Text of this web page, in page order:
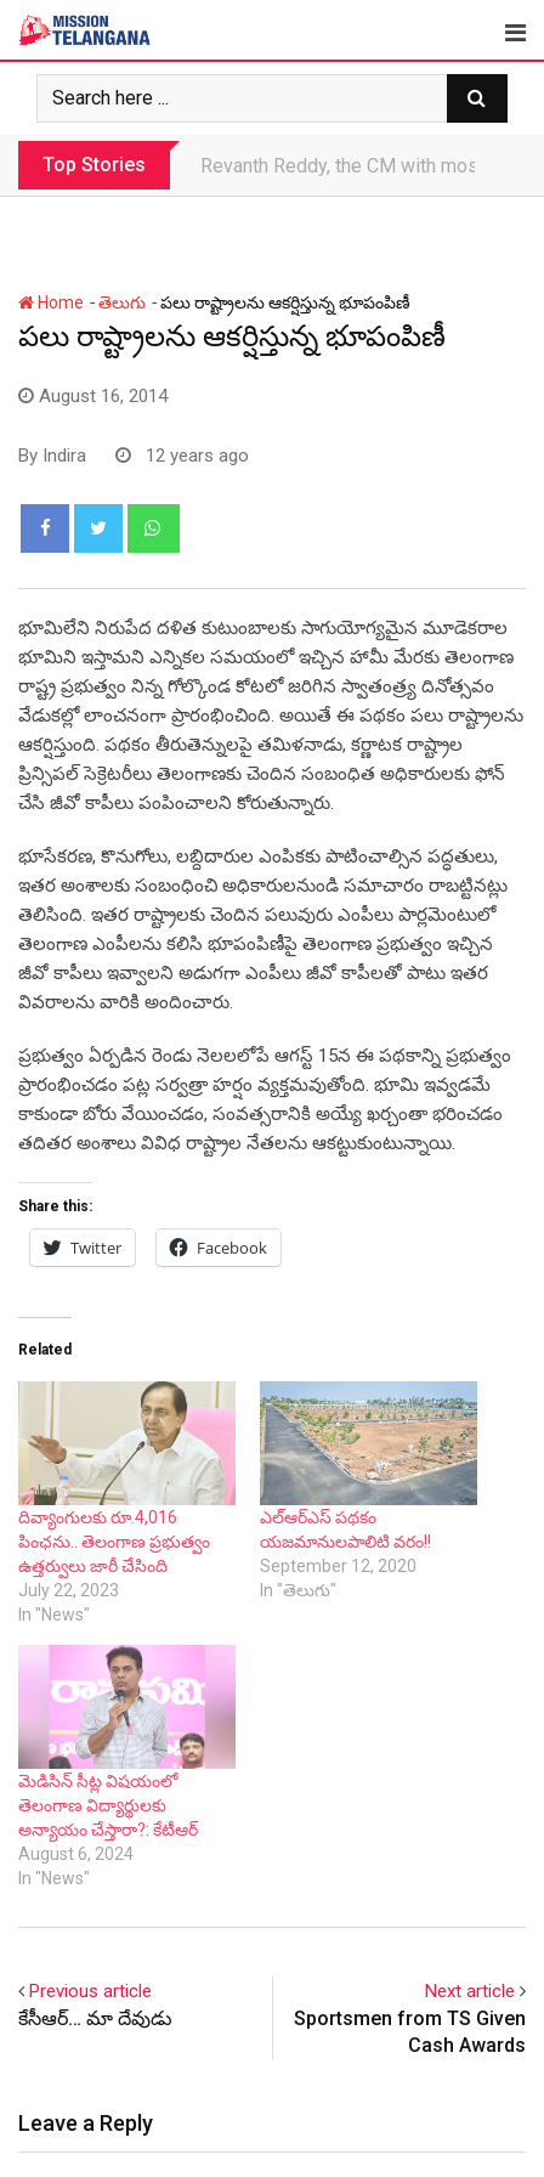
Skip
content
Top Stories Revanth makes Rs. 1.38 lakh crore debt
Home -తెలుగు -పలు రాష్ట్రాలను ఆకర్షిస్తున్న భూపంపిణీ
పలు రాష్ట్రాలను ఆకర్షిస్తున్న భూపంపిణీ
August 16, 2014
By Indira 12 years ago
భూమిలేని నిరుపేద దళిత కుటుంబాలకు సాగుయోగ్యమైన మూడెకరాల
భూమిని ఇస్తామని ఎన్నికల సమయంలో ఇచ్చిన హామీ మేరకు తెలంగాణ
రాష్ట్ర ప్రభుత్వం నిన్న గోల్కొండ కోటలో జరిగిన స్వాతంత్ర్య దినోత్సవం
వేడుకల్లో లాంచనంగా ప్రారంభించింది. అయితే ఈ పథకం పలు రాష్ట్రాలను
ఆకర్షిస్తుంది. పథకం తీరుతెన్నులపై తమిళనాడు, కర్ణాటక రాష్ట్రాల
ప్రిన్సిపల్ సెక్రెటరీలు తెలంగాణకు చెందిన సంబంధిత అధికారులకు ఫోన్
చేసి జీవో కాపీలు పంపించాలని కోరుతున్నారు.
భూసేకరణ, కొనుగోలు, లబ్దిదారుల ఎంపికకు పాటించాల్సిన పద్ధతులు,
ఇతర అంశాలకు సంబంధించి అధికారులనుండి సమాచారం రాబట్టినట్లు
తెలిసింది. ఇతర రాష్ట్రాలకు చెందిన పలువురు ఎంపీలు పార్లమెంటులో
తెలంగాణ ఎంపీలను కలిసి భూపంపిణీపై తెలంగాణ ప్రభుత్వం ఇచ్చిన
జీవో కాపీలు ఇవ్వాలని అడుగగా ఎంపీలు జీవో కాపీలతో పాటు ఇతర
వివరాలను వారికి అందించారు.
ప్రభుత్వం ఏర్పడిన రెండు నెలలలోపే ఆగస్ట్ 15న ఈ పథకాన్ని ప్రభుత్వం
ప్రారంభించడం పట్ల సర్వత్రా హర్షం వ్యక్తమవుతోంది. భూమి ఇవ్వడమే
కాకుండా బోరు వేయించడం, సంవత్సరానికి అయ్యే ఖర్చంతా భరించడం
తదితర అంశాలు వివిధ రాష్ట్రాల నేతలను ఆకట్టుకుంటున్నాయి.
Share this:
Twitter Facebook
Related
దివ్యాంగులకు రూ.4,016
పింఛను.. తెలంగాణ ప్రభుత్వం
ఉత్తర్వులు జారీ చేసింది
July 22, 2023
In "News"
ఎల్ఆర్ఎస్ పథకం
యజమానులపాలిటి వరం!!
September 12, 2020
In "తెలుగు"
మెడిసిన్ సీట్ల విషయంలో
తెలంగాణ విద్యార్థులకు
అన్యాయం చేస్తారా?: కేటీఆర్
August 6, 2024
In "News"
Previous article
కేసీఆర్… మా దేవుడు
Next article
Sportsmen from TS Given
Cash Awards
Leave a Reply